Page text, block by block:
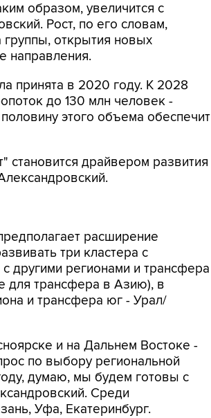
образом, увеличится с
Рост, по его словам,
группы, открытия новых
направления.
принята в 2020 году. К 2028
до 130 млн человек -
этого объема обеспечит
становится драйвером развития
расширение
три кластера с
другими регионами и трансфера
для трансфера в Азию), в
и трансфера юг - Урал/
и на Дальнем Востоке -
по выбору региональной
думаю, мы будем готовы с
Среди
Уфа, Екатеринбург.